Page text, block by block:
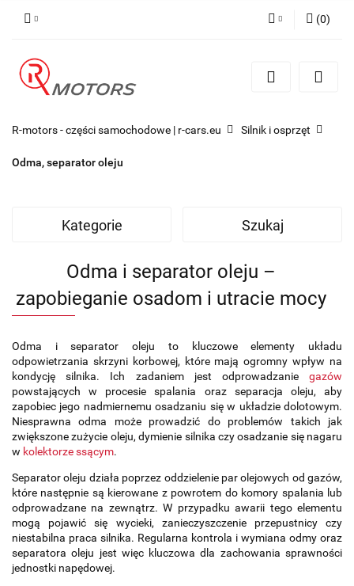
Zarejestruj się
(0)
R-motors - części samochodowe | r-cars.eu Silnik i osprzęt
Odma, separator oleju
Kategorie Szukaj
Odma i separator oleju –
zapobieganie osadom i utracie mocy
Odma i separator oleju to kluczowe elementy układu
odpowietrzania skrzyni korbowej, które mają ogromny wpływ na
kondycję silnika. Ich zadaniem jest odprowadzanie gazów
powstających w procesie spalania oraz separacja oleju, aby
zapobiec jego nadmiernemu osadzaniu się w układzie dolotowym.
Niesprawna odma może prowadzić do problemów takich jak
zwiększone zużycie oleju, dymienie silnika czy osadzanie się nagaru
w kolektorze ssącym.
Separator oleju działa poprzez oddzielenie par olejowych od gazów,
które następnie są kierowane z powrotem do komory spalania lub
odprowadzane na zewnątrz. W przypadku awarii tego elementu
mogą pojawić się wycieki, zanieczyszczenie przepustnicy czy
niestabilna praca silnika. Regularna kontrola i wymiana odmy oraz
separatora oleju jest więc kluczowa dla zachowania sprawności
jednostki napędowej.